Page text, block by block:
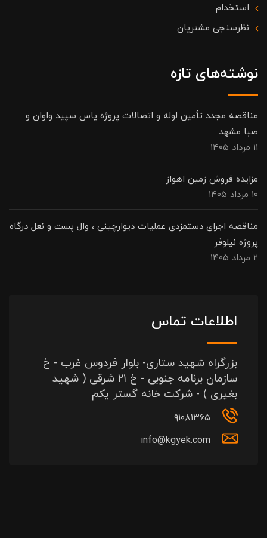
استخدام
نظرسنجی مشتریان
نوشته‌های تازه
مناقصه مجدد تأمین لوله و اتصالات پروژه یاس سپید واوان و
صبا مشهد
۱۱ مرداد ۱۴۰۵
مزایده فروش زمین اهواز
۱۰ مرداد ۱۴۰۵
مناقصه اجرای دستمزدی عملیات دیوارچینی ، وال پست و نعل درگاه
پروژه نیلوفر
۲ مرداد ۱۴۰۵
اطلاعات تماس
بزرگراه شهید ستاری- بلوار فردوس غرب - خ
سازمان برنامه جنوبی - خ ۲۱ شرقی ( شهید
بغیری ) - شرکت خانه گستر یکم
۹۱۰۸۱۳۶۵
info@kgyek.com